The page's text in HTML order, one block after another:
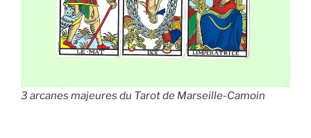
3 arcanes majeures du Tarot de Marseille-Camoin